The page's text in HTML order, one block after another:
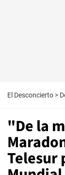
El Desconcierto >
"De la
Telesur